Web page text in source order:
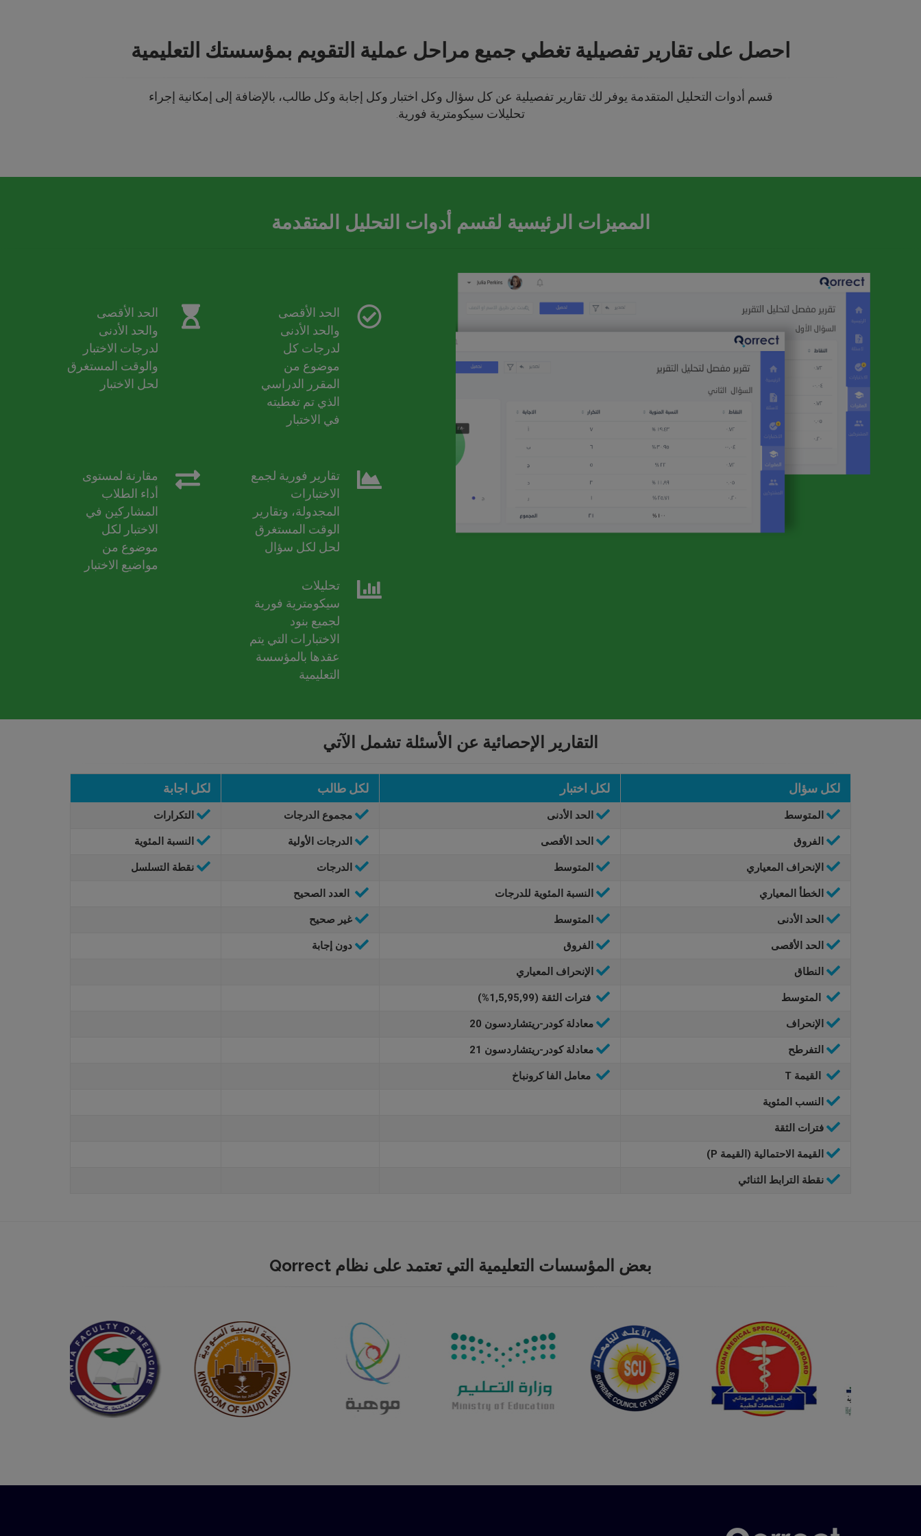
احصل على تقارير تفصيلية تغطي جميع مراحل عملية التقويم بمؤسستك التعليمية
قسم أدوات التحليل المتقدمة يوفر لك تقارير تفصيلية عن كل سؤال وكل اختبار وكل إجابة وكل طالب، بالإضافة إلى إمكانية إجراء
تحليلات سيكومترية فورية.
المميزات الرئيسية لقسم أدوات التحليل المتقدمة
الحد الأقصى
والحد الأدنى
لدرجات الاختبار
والوقت المستغرق
لحل الاختبار
الحد الأقصى
والحد الأدنى
لدرجات كل
موضوع من
المقرر الدراسي
الذي تم تغطيته
في الاختبار
مقارنة لمستوى
أداء الطلاب
المشاركين في
الاختبار لكل
موضوع من
مواضيع الاختبار
تقارير فورية لجمع
الاختبارات
المجدولة، وتقارير
الوقت المستغرق
لحل لكل سؤال
تحليلات
سيكومترية فورية
لجميع بنود
الاختبارات التي يتم
عقدها بالمؤسسة
التعليمية
التقارير الإحصائية عن الأسئلة تشمل الآتي
لكل سؤال لكل اختبار لكل طالب لكل اجابة
المتوسط الحد الأدنى مجموع الدرجات التكرارات
الفروق الحد الأقصى الدرجات الأولية النسبة المئوية
الإنحراف المعياري المتوسط الدرجات نقطة التسلسل
الخطأ المعياري النسبة المئوية للدرجات العدد الصحيح
الحد الأدنى المتوسط غير صحيح
الحد الأقصى الفروق دون إجابة
النطاق الإنحراف المعياري
المتوسط فترات الثقة (1,5,95,99%)
الإنحراف معادلة كودر-ريتشاردسون 20
التفرطح معادلة كودر-ريتشاردسون 21
القيمة T معامل الفا كرونباخ
النسب المئوية
فترات الثقة
القيمة الاحتمالية (القيمة P)
نقطة الترابط الثنائي
بعض المؤسسات التعليمية التي تعتمد على نظام Qorrect